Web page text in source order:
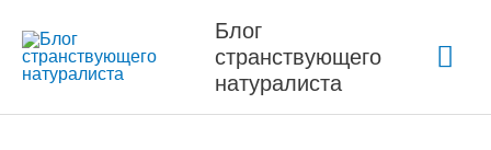
содержимому
Блог
странствующего
натуралиста